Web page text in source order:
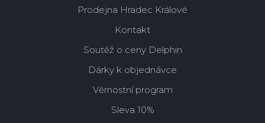
Prodejna Hradec Králové
Kontakt
Soutěž o ceny Delphin
Dárky k objednávce
Věrnostní program
Sleva 10%